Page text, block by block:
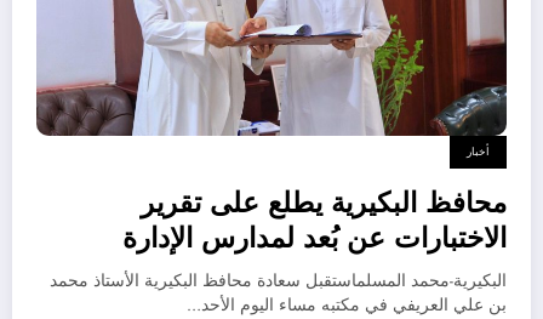
أخبار
محافظ البكيرية يطلع على تقرير
الاختبارات عن بُعد لمدارس الإدارة
البكيرية-محمد المسلماستقبل سعادة محافظ البكيرية الأستاذ محمد
بن علي العريفي في مكتبه مساء اليوم الأحد…